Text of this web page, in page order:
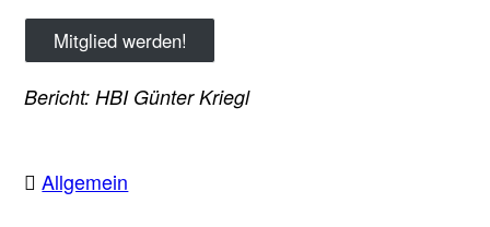
Mitglied werden!
Bericht: HBI Günter Kriegl
Allgemein